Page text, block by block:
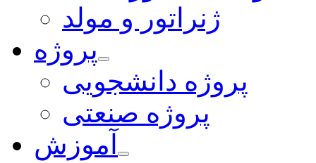
ژنراتور و مولد
پروژه
پروژه دانشجویی
پروژه صنعتی
آموزش